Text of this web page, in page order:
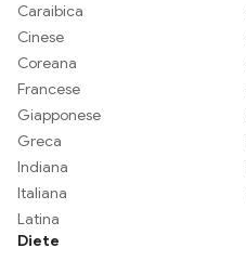
Caraibica
Cinese
Coreana
Francese
Giapponese
Greca
Indiana
Italiana
Latina
Diete